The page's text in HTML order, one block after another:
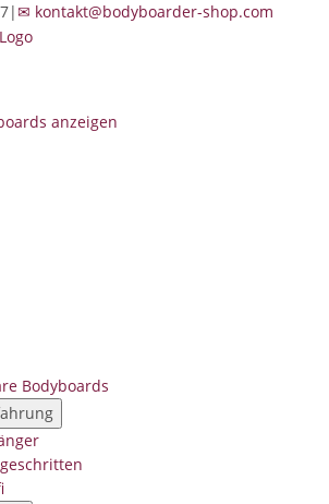
| ✉ kontakt@bodyboarder-shop.com
anzeigen
Bodyboards